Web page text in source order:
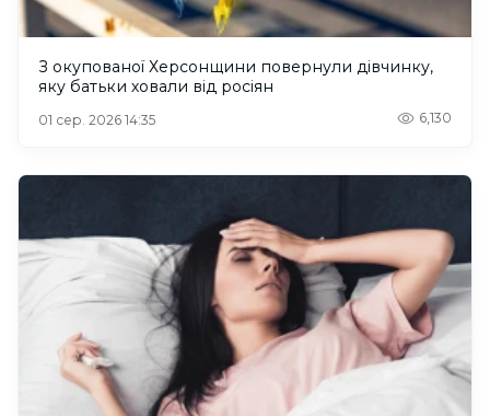
З окупованої Херсонщини повернули дівчинку,
яку батьки ховали від росіян
01 сер. 2026 14:35 6,130